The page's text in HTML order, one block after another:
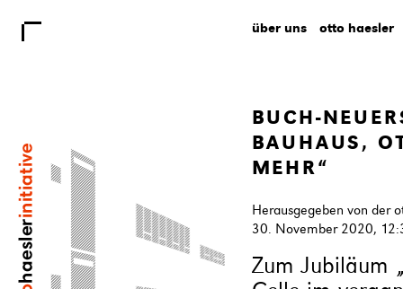
über uns otto haesler
BUCH-
BAUHAUS,
MEHR“
Herausgegeben von der
30. November 2020,
Zum Jubiläum